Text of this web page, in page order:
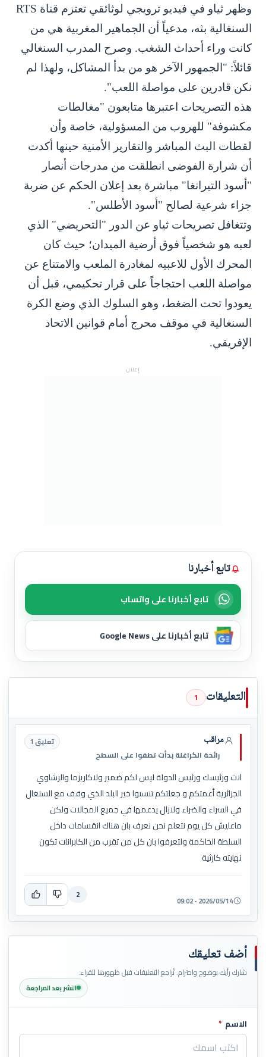
وظهر ثياو في فيديو ترويجي لوثائقي تعتزم قناة RTS
السنغالية بثه، مدعياً أن الجماهير المغربية هي من
كانت وراء أحداث الشغب. وصرح المدرب السنغالي
قائلاً: "الجمهور الآخر هو من بدأ المشاكل، ولهذا لم
نكن قادرين على مواصلة اللعب".
هذه التصريحات اعتبرها متابعون "مغالطات
مكشوفة" للهروب من المسؤولية، خاصة وأن
لقطات البث المباشر والتقارير الأمنية حينها أكدت
أن شرارة الفوضى انطلقت من مدرجات أنصار
"أسود التيرانغا" مباشرة بعد إعلان الحكم عن ضربة
جزاء شرعية لصالح "أسود الأطلس".
وتتغافل تصريحات ثياو عن الدور "التحريضي" الذي
لعبه هو شخصياً فوق أرضية الميدان؛ حيث كان
المحرك الأول للاعبيه لمغادرة الملعب والامتناع عن
مواصلة اللعب احتجاجاً على قرار تحكيمي، قبل أن
يعودوا تحت الضغط، وهو السلوك الذي وضع الكرة
السنغالية في موقف محرج أمام قوانين الاتحاد
الإفريقي.
إعلان
تابع أخبارنا
تابع أخبارنا على واتساب
تابع أخبارنا على Google News
التعليقات 1
مراقب
رائحة الكراغلة بدأت تطفوا على السطح
تعليق 1
انت ورئيسك ورئيس الدولة ليس لكم ضمير ولاكاريزما والرشاوي
الجزائرية أعمتكم و جعلتكم تنسىوا خير البلد الذي وقف مع السنغال
في السراء والضراء ولازال يدعمها في جميع المجالات ولكن
ماعليش كل يوم نتعلم نحن نعرف بان هناك انقسامات داخل
السلطة الحاكمة ولتعرفوا بان كل من تقرب من الكابرانات تكون
نهايته كارثية
2026/05/14 - 09:02
2
أضف تعليقك
شارك رأيك بوضوح واحترام. تُراجع التعليقات قبل ظهورها للقراء.
النشر بعد المراجعة
اترك هذا الحقل فارغاً
الاسم *